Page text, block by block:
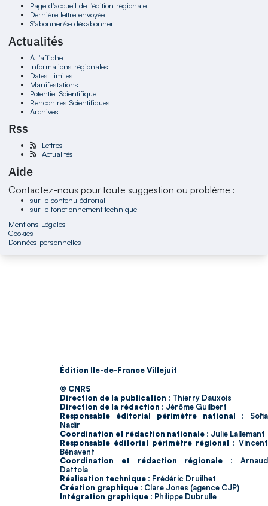
Page d'accueil de l'édition régionale
Dernière lettre envoyée
S'abonner/se désabonner
Actualités
À l'affiche
Informations régionales
Dates Limites
Manifestations
Potentiel Scientifique
Rencontres Scientifiques
Archives
Rss
Lettres
Actualités
Aide
Contactez-nous pour toute suggestion ou problème :
sur le contenu éditorial
sur le fonctionnement technique
Mentions Légales
Cookies
Données personnelles
Édition Ile-de-France Villejuif
© CNRS
Direction de la publication : Thierry Dauxois
Direction de la rédaction : Jérôme Guilbert
Responsable éditorial périmètre national : Sofia
Nadir
Coordination et rédaction nationale : Julie Lallemant
Responsable éditorial périmètre régional : Vincent
Bénavent
Coordination et rédaction régionale : Arnaud
Dattola
Réalisation technique : Frédéric Druilhet
Création graphique : Clare Jones (agence CJP)
Intégration graphique : Philippe Dubrulle